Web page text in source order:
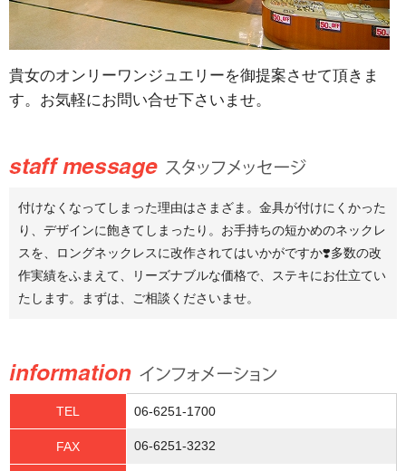
貴女のオンリーワンジュエリーを御提案させて頂きま
す。お気軽にお問い合せ下さいませ。
付けなくなってしまった理由はさまざま。金具が付けにくかった
り、デザインに飽きてしまったり。お手持ちの短かめのネックレ
スを、ロングネックレスに改作されてはいかがですか❣️多数の改
作実績をふまえて、リーズナブルな価格で、ステキにお仕立てい
たします。まずは、ご相談くださいませ。
TEL 06-6251-1700
FAX 06-6251-3232